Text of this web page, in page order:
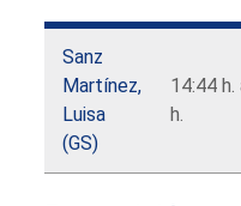
Sanz
Martínez,
Luisa
(GS)
14:44 h.
h.